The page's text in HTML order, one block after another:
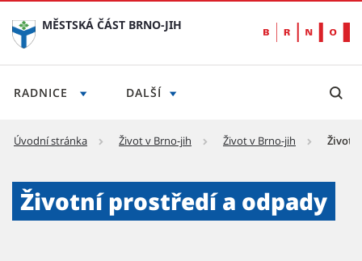
MĚSTSKÁ ČÁST BRNO-JIH
RADNICE DALŠÍ
Úvodní stránka Život v Brno-jih Život v Brno-jih
Životní prostředí a odpady